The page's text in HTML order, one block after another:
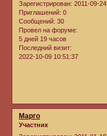
Зарегистрирован: 2011-09-24
Приглашений: 0
Сообщений: 30
Провел на форуме:
5 дней 19 часов
Последний визит:
2022-10-09 10:51:37
Марго
Участник